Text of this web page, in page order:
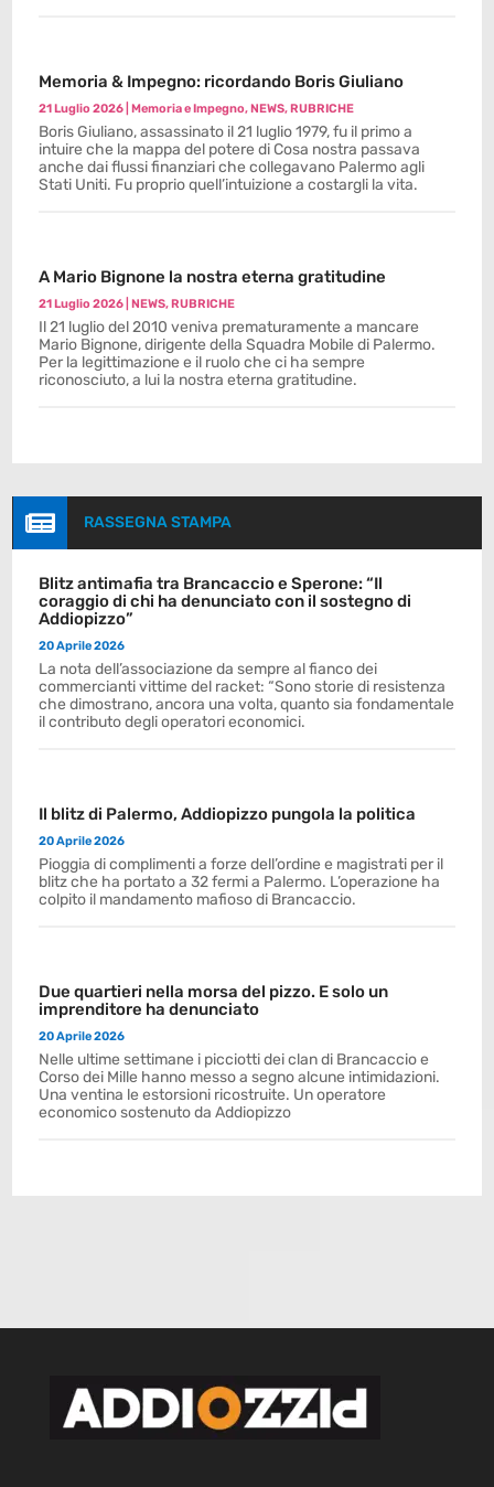
Memoria & Impegno: ricordando Boris Giuliano
21 Luglio 2026 |Memoria e Impegno,NEWS,RUBRICHE
Boris Giuliano, assassinato il 21 luglio 1979, fu il primo a
intuire che la mappa del potere di Cosa nostra passava
anche dai flussi finanziari che collegavano Palermo agli
Stati Uniti. Fu proprio quell’intuizione a costargli la vita.
A Mario Bignone la nostra eterna gratitudine
21 Luglio 2026 |NEWS,RUBRICHE
Il 21 luglio del 2010 veniva prematuramente a mancare
Mario Bignone, dirigente della Squadra Mobile di Palermo.
Per la legittimazione e il ruolo che ci ha sempre
riconosciuto, a lui la nostra eterna gratitudine.
 RASSEGNA STAMPA
Blitz antimafia tra Brancaccio e Sperone: “Il
coraggio di chi ha denunciato con il sostegno di
Addiopizzo”
20 Aprile 2026
La nota dell’associazione da sempre al fianco dei
commercianti vittime del racket: “Sono storie di resistenza
che dimostrano, ancora una volta, quanto sia fondamentale
il contributo degli operatori economici.
Il blitz di Palermo, Addiopizzo pungola la politica
20 Aprile 2026
Pioggia di complimenti a forze dell’ordine e magistrati per il
blitz che ha portato a 32 fermi a Palermo. L’operazione ha
colpito il mandamento mafioso di Brancaccio.
Due quartieri nella morsa del pizzo. E solo un
imprenditore ha denunciato
20 Aprile 2026
Nelle ultime settimane i picciotti dei clan di Brancaccio e
Corso dei Mille hanno messo a segno alcune intimidazioni.
Una ventina le estorsioni ricostruite. Un operatore
economico sostenuto da Addiopizzo